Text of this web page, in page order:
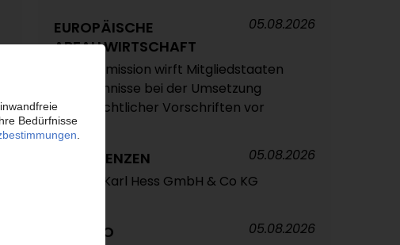
EUROPÄISCHE
ABFALLWIRTSCHAFT
EU-Kommission wirft Mitgliedstaaten
Versäumnisse bei der Umsetzung
abfallrechtlicher Vorschriften vor
05.08.2026
INSOLVENZEN
Antrag: Karl Hess GmbH & Co KG
05.08.2026
TRINSEO 05.08.2026